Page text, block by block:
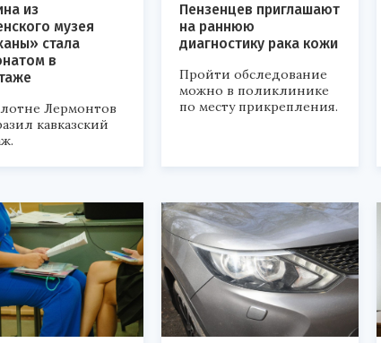
из
музея
стала
в
Лермонтов
кавказский
Пензенцев приглашают
на раннюю
диагностику рака кожи
Пройти обследование
можно в поликлинике
по месту прикрепления.